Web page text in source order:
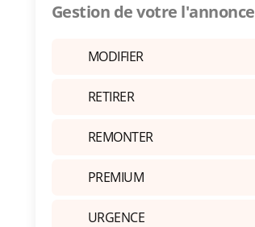
Gestion de votre l'annonce
MODIFIER
RETIRER
REMONTER
PREMIUM
URGENCE